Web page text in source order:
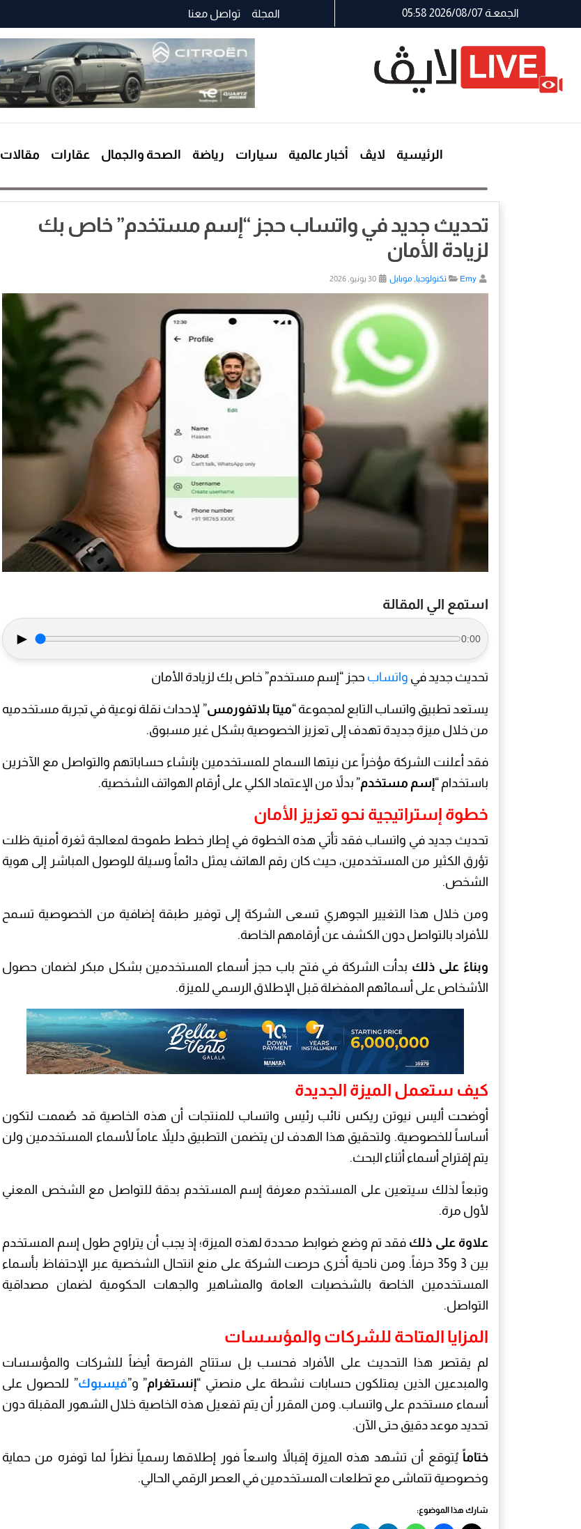
الجمعـة 2026/08/07 05:58 المجلة تواصل معنا
الرئيسية لايڤ أخبار عالمية سيارات رياضة الصحة والجمال عقارات مقالات
تحديث جديد في واتساب حجز “إسم مستخدم” خاص بك
لزيادة الأمان
Emy تكنولوجيا, موبايل
استمع الي المقالة
► 0:00
تحديث جديد في واتساب حجز “إسم مستخدم” خاص بك لزيادة الأمان
يستعد تطبيق واتساب التابع لمجموعة “ميتا بلاتفورمس” لإحداث نقلة نوعية في تجربة مستخدميه
من خلال ميزة جديدة تهدف إلى تعزيز الخصوصية بشكل غير مسبوق.
فقد أعلنت الشركة مؤخراً عن نيتها السماح للمستخدمين بإنشاء حساباتهم والتواصل مع الآخرين
باستخدام “إسم مستخدم” بدلاً من الإعتماد الكلي على أرقام الهواتف الشخصية.
خطوة إستراتيجية نحو تعزيز الأمان
تحديث جديد في واتساب فقد تأتي هذه الخطوة في إطار خطط طموحة لمعالجة ثغرة أمنية ظلت
تؤرق الكثير من المستخدمين، حيث كان رقم الهاتف يمثل دائماً وسيلة للوصول المباشر إلى هوية
الشخص.
ومن خلال هذا التغيير الجوهري تسعى الشركة إلى توفير طبقة إضافية من الخصوصية تسمح
للأفراد بالتواصل دون الكشف عن أرقامهم الخاصة.
وبناءً على ذلك بدأت الشركة في فتح باب حجز أسماء المستخدمين بشكل مبكر لضمان حصول
الأشخاص على أسمائهم المفضلة قبل الإطلاق الرسمي للميزة.
كيف ستعمل الميزة الجديدة
أوضحت أليس نيوتن ريكس نائب رئيس واتساب للمنتجات أن هذه الخاصية قد صُممت لتكون
أساساً للخصوصية. ولتحقيق هذا الهدف لن يتضمن التطبيق دليلاً عاماً لأسماء المستخدمين ولن
يتم إقتراح أسماء أثناء البحث.
وتبعاً لذلك سيتعين على المستخدم معرفة إسم المستخدم بدقة للتواصل مع الشخص المعني
لأول مرة.
علاوة على ذلك فقد تم وضع ضوابط محددة لهذه الميزة؛ إذ يجب أن يتراوح طول إسم المستخدم
بين 3 و35 حرفاً. ومن ناحية أخرى حرصت الشركة على منع انتحال الشخصية عبر الإحتفاظ بأسماء
المستخدمين الخاصة بالشخصيات العامة والمشاهير والجهات الحكومية لضمان مصداقية
التواصل.
المزايا المتاحة للشركات والمؤسسات
لم يقتصر هذا التحديث على الأفراد فحسب بل ستتاح الفرصة أيضاً للشركات والمؤسسات
والمبدعين الذين يمتلكون حسابات نشطة على منصتي “إنستغرام” و”فيسبوك” للحصول على
أسماء مستخدم على واتساب. ومن المقرر أن يتم تفعيل هذه الخاصية خلال الشهور المقبلة دون
تحديد موعد دقيق حتى الآن.
ختاماً يُتوقع أن تشهد هذه الميزة إقبالاً واسعاً فور إطلاقها رسمياً نظراً لما توفره من حماية
وخصوصية تتماشى مع تطلعات المستخدمين في العصر الرقمي الحالي.
شارك هذا الموضوع: